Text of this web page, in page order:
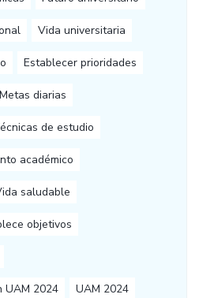
Vida universitaria
Establecer prioridades
Metas diarias
de estudio
académico
saludable
objetivos
UAM 2024 UAM 2024